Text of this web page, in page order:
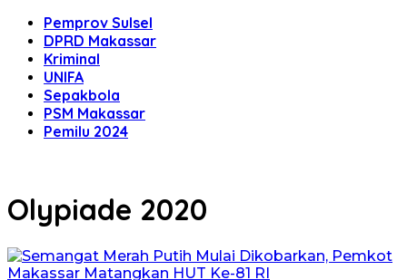
Pemprov Sulsel
DPRD Makassar
Kriminal
UNIFA
Sepakbola
PSM Makassar
Pemilu 2024
Olypiade 2020